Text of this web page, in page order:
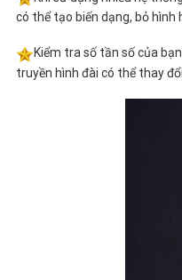
có thể tạo biến dạng, bỏ hình
Kiểm tra số tần số của
truyền hình đài có thể thay